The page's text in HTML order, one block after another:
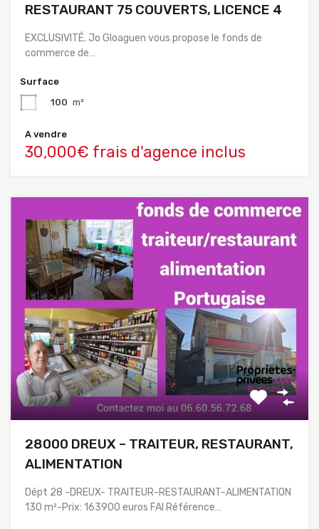
RESTAURANT 75 COUVERTS, LICENCE 4
EXCLUSIVITÉ. Jo Gloaguen vous propose le fonds de
commerce de…
Surface
100 m²
A vendre
30,000€ frais d'agence inclus
28000 DREUX – TRAITEUR, RESTAURANT,
ALIMENTATION
Dépt 28 -DREUX- TRAITEUR-RESTAURANT-ALIMENTATION
130 m²-Prix: 163900 euros FAI Référence…